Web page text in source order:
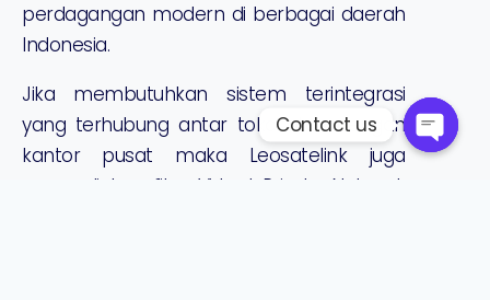
perdagangan modern di berbagai daerah
Indonesia.
Jika membutuhkan sistem terintegrasi
yang terhubung antar toko atau dengan
kantor pusat maka Leosatelink juga
menyediakan fitur Virtual Private Network
Contact us